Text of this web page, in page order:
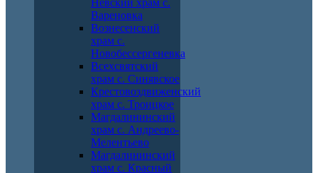
Вареновка
Вознесенский
храм с.
Новобессергеневка
Всехсвятский
храм с. Синявское
Крестовоздвиженский
храм с. Троицкое
Магдалининский
храм с. Андреево-
Мелентьево
Магдалининский
храм с. Красный